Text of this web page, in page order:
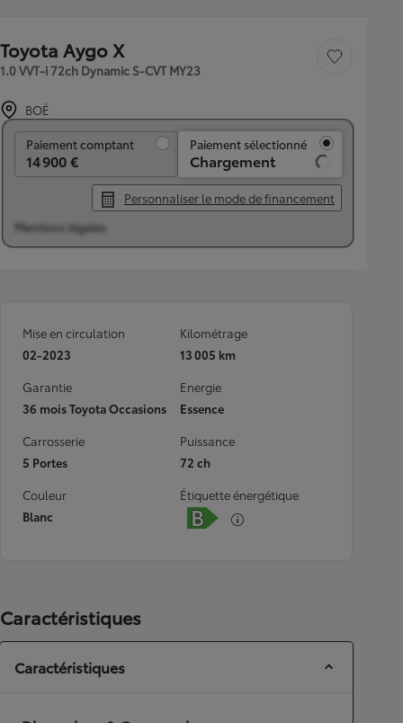
Toyota Aygo X
1.0 VVT-i 72ch Dynamic S-CVT MY23
Sauvegarder le
BOÉ
Paiement comptant
14 900 €
Paiement sélectionné
Chargement
Personnaliser le mode de financement
Mentions légales
Mise en circulation
02-2023
Kilométrage
13 005 km
Garantie
36 mois Toyota Occasions
Energie
Essence
Carrosserie
5 Portes
Puissance
72 ch
Couleur
Blanc
Étiquette énergétique
Caractéristiques
Caractéristiques